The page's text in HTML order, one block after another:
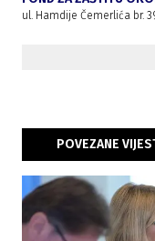
ul. Hamdije Čemerlića br.
POVEZANE